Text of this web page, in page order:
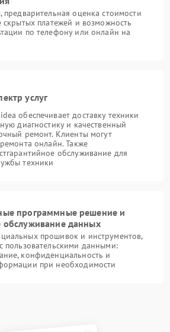
предварительная оценка стоимости
скрытых платежей и возможность
по телефону или онлайн на
услуг
обеспечивает доставку техники
диагностику и качественный
ремонт. Клиенты могут
онлайн. Также
обслуживание для
техники
программные решение и
обслуживание данных
прошивок и инструментов,
пользовательскими данными:
конфиденциальность и
при необходимости